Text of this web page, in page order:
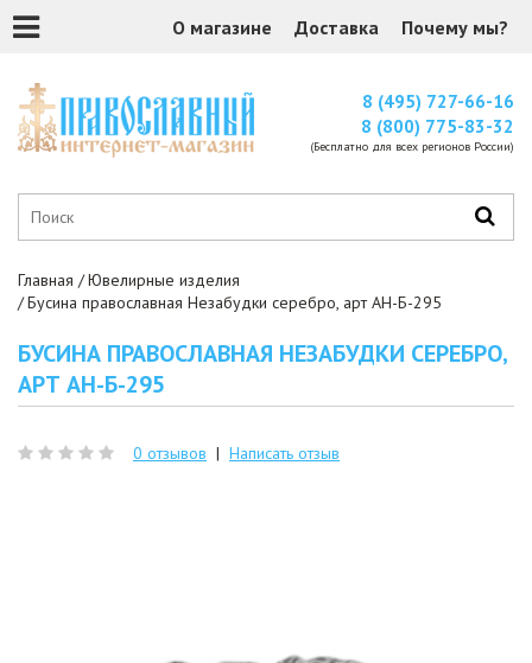
О магазине Доставка Почему мы?
8 (495) 727-66-16
8 (800) 775-83-32
(Бесплатно для всех регионов России)
Главная
Ювелирные изделия
Бусина православная Незабудки серебро, арт АН-Б-295
БУСИНА ПРАВОСЛАВНАЯ НЕЗАБУДКИ СЕРЕБРО,
АРТ АН-Б-295
0 отзывов | Написать отзыв